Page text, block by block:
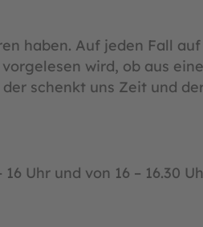
haben. Auf jeden Fall
wird, ob aus
schenkt uns Zeit und
Uhr und von 16 – 16.30